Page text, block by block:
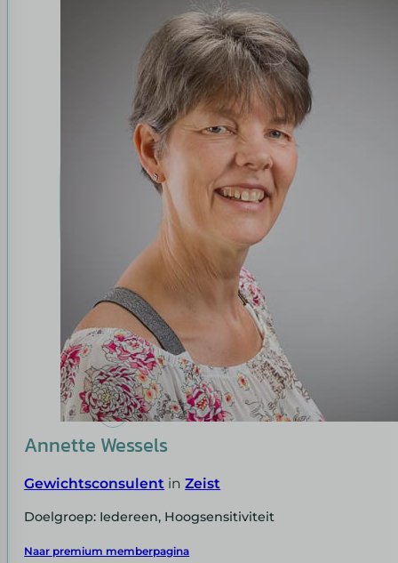
Annette Wessels
Gewichtsconsulent inZeist
Doelgroep: Iedereen, Hoogsensitiviteit
Naar premium memberpagina